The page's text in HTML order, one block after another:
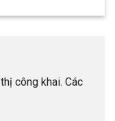
công khai. Các